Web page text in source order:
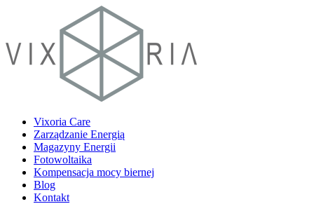
Vixoria Care
Zarządzanie Energią
Magazyny Energii
Fotowoltaika
Kompensacja mocy biernej
Blog
Kontakt